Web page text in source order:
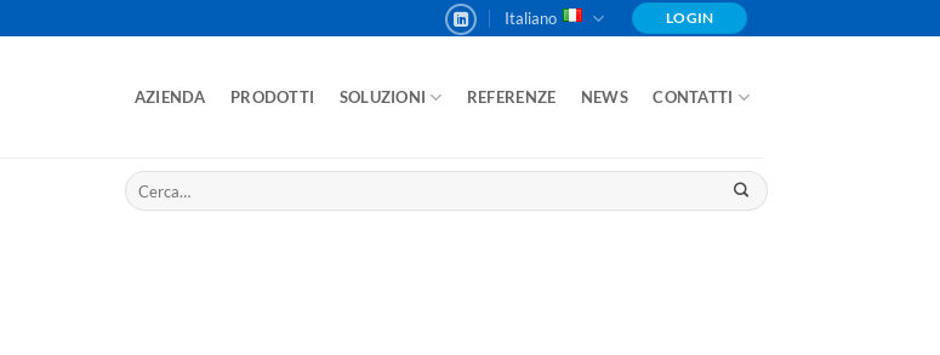
Italiano LOGIN
AZIENDA PRODOTTI SOLUZIONI REFERENZE NEWS CONTATTI
Cerca: